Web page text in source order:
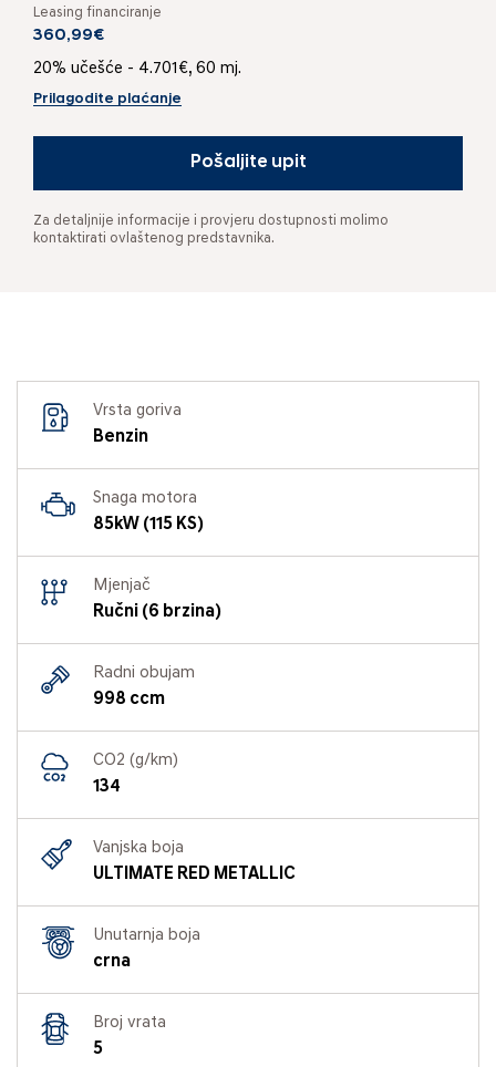
Leasing financiranje
360,99€
20% učešće - 4.701€, 60 mj.
Prilagodite plaćanje
Pošaljite upit
Za detaljnije informacije i provjeru dostupnosti molimo
kontaktirati ovlaštenog predstavnika.
Vrsta goriva
Benzin
Snaga motora
85kW (115 KS)
Mjenjač
Ručni (6 brzina)
Radni obujam
998 ccm
CO2 (g/km)
134
Vanjska boja
ULTIMATE RED METALLIC
Unutarnja boja
crna
Broj vrata
5